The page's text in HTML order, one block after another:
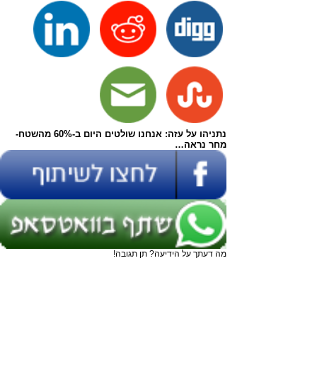
נתניהו על עזה: אנחנו שולטים היום ב-60% מהשטח-
מחר נראה…
מה דעתך על הידיעה? תן תגובה!